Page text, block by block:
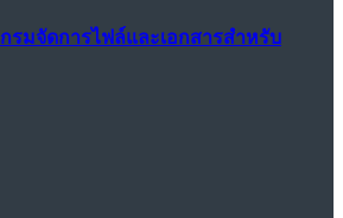
กรมจัดการไฟล์และเอกสารสำหรับ